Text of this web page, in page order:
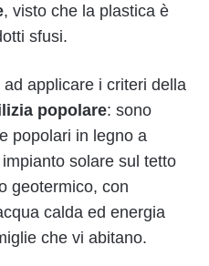
, visto che la plastica è
sfusi.
applicare i criteri della
popolare: sono
popolari in legno a
solare sul tetto
geotermico, con
calda ed energia
che vi abitano.